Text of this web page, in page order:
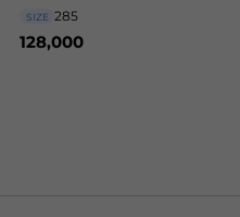
SIZE 285
128,000